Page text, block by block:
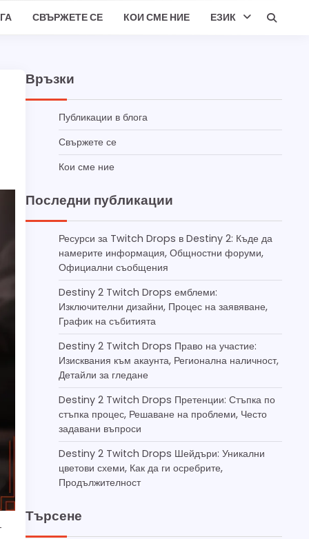
СВЪРЖЕТЕ СЕ КОИ СМЕ НИЕ ЕЗИК
Връзки
Публикации в блога
Свържете се
Кои сме ние
Последни публикации
Ресурси за Twitch Drops в Destiny 2: Къде да
намерите информация, Общностни форуми,
Официални съобщения
Destiny 2 Twitch Drops емблеми:
Изключителни дизайни, Процес на заявяване,
График на събитията
Destiny 2 Twitch Drops Право на участие:
Изисквания към акаунта, Регионална наличност,
Детайли за гледане
Destiny 2 Twitch Drops Претенции: Стъпка по
стъпка процес, Решаване на проблеми, Често
задавани въпроси
Destiny 2 Twitch Drops Шейдъри: Уникални
цветови схеми, Как да ги осребрите,
Продължителност
Търсене